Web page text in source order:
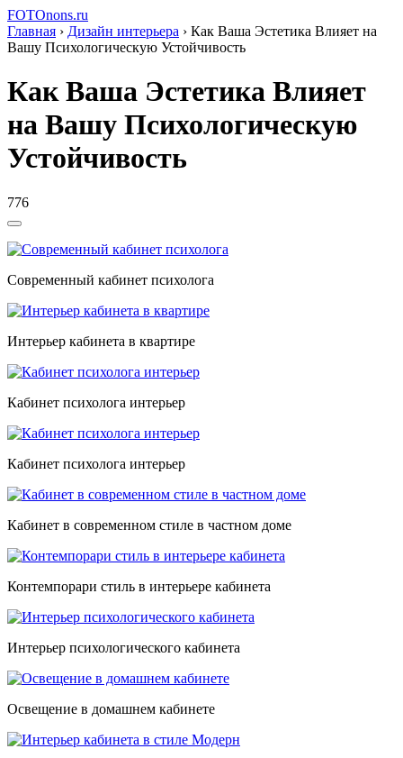
FOTOnons.ru
Главная › Дизайн интерьера › Как Ваша Эстетика Влияет на
Вашу Психологическую Устойчивость
Как Ваша Эстетика Влияет
на Вашу Психологическую
Устойчивость
776
Современный кабинет психолога
Интерьер кабинета в квартире
Кабинет психолога интерьер
Кабинет психолога интерьер
Кабинет в современном стиле в частном доме
Контемпорари стиль в интерьере кабинета
Интерьер психологического кабинета
Освещение в домашнем кабинете